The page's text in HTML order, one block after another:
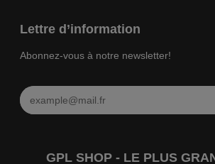
Lettre d’information
Abonnez-vous à notre newsletter!
GPL SHOP - LE PLUS